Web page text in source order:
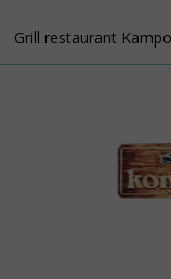
Grill restaurant